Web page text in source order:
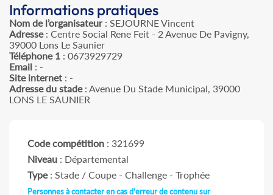
Informations pratiques
Nom de l’organisateur: SEJOURNE Vincent
Adresse: Centre Social Rene Feit - 2 Avenue De Pavigny,
39000 Lons Le Saunier
Téléphone 1 : 0673929729
Email : -
Site internet : -
Adresse du stade: Avenue Du Stade Municipal, 39000
LONS LE SAUNIER
Code compétition : 321699
Niveau : Départemental
Type: Stade / Coupe - Challenge - Trophée
Personnes à contacter en cas d'erreur de contenu sur